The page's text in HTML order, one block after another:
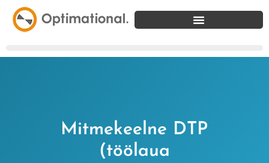
Mitmekeelne DTP
(töölaua